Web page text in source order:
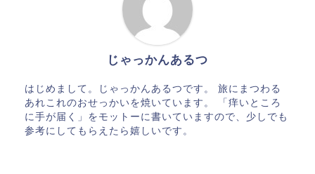
じゃっかんあるつ
はじめまして。じゃっかんあるつです。 旅にまつわる
あれこれのおせっかいを焼いています。 「痒いところ
に手が届く」をモットーに書いていますので、少しでも
参考にしてもらえたら嬉しいです。